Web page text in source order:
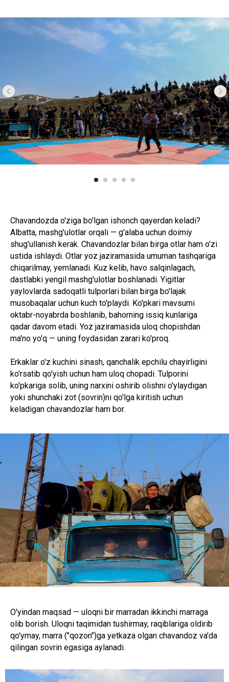
Chavandozda o'ziga bo'lgan ishonch qayerdan keladi?
Albatta, mashg'ulotlar orqali — g'alaba uchun doimiy
shug'ullanish kerak. Chavandozlar bilan birga otlar ham o'zi
ustida ishlaydi. Otlar yoz jaziramasida umuman tashqariga
chiqarilmay, yemlanadi. Kuz kelib, havo salqinlagach,
dastlabki yengil mashg'ulotlar boshlanadi. Yigitlar
yaylovlarda sadoqatli tulporlari bilan birga bo'lajak
musobaqalar uchun kuch to'playdi. Ko'pkari mavsumi
oktabr-noyabrda boshlanib, bahorning issiq kunlariga
qadar davom etadi. Yoz jaziramasida uloq chopishdan
ma'no yo'q — uning foydasidan zarari ko'proq.
Erkaklar o'z kuchini sinash, qanchalik epchilu chayirligini
ko'rsatib qo'yish uchun ham uloq chopadi. Tulporini
ko'pkariga solib, uning narxini oshirib olishni o'ylaydigan
yoki shunchaki zot (sovrin)ni qo'lga kiritish uchun
keladigan chavandozlar ham bor.
O'yindan maqsad — uloqni bir marradan ikkinchi marraga
olib borish. Uloqni taqimidan tushirmay, raqiblariga oldirib
qo'ymay, marra ("qozon")ga yetkaza olgan chavandoz va'da
qilingan sovrin egasiga aylanadi.